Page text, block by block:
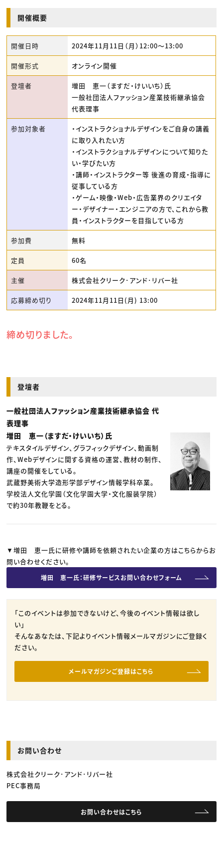
開催概要
開催日時 2024年11月11日（月）12:00〜13:00
開催形式 オンライン開催
登壇者
増田 恵一（ますだ・けいいち）氏
一般社団法人ファッション産業技術継承協会
代表理事
参加対象者
・インストラクショナルデザインをご自身の講義
に取り入れたい方
・インストラクショナルデザインについて知りた
い・学びたい方
・講師・インストラクター等 後進の育成・指導に
従事している方
・ゲーム・映像・Web・広告業界のクリエイタ
ー・デザイナー・エンジニアの方で、これから教
員・インストラクターを目指している方
参加費 無料
定員 60名
主催 株式会社クリーク･アンド･リバー社
応募締め切り 2024年11月11日(月) 13:00
締め切りました。
登壇者
一般社団法人ファッション産業技術継承協会 代
表理事
増田 恵一（ますだ・けいいち）氏
テキスタイルデザイン、グラフィックデザイン、動画制
作、Webデザインに関する資格の運営、教材の制作、
講座の開催をしている。
武蔵野美術大学造形学部デザイン情報学科卒業。
学校法人文化学園（文化学園大学・文化服装学院）
で約30年教鞭をとる。
▼増田 恵一氏に研修や講師を依頼されたい企業の方はこちらからお
問い合わせください。
増田 恵一氏：研修サービスお問い合わせフォーム
「このイベントは参加できないけど、今後のイベント情報は欲し
い」
そんなあなたは、下記よりイベント情報メールマガジンにご登録く
ださい。
メールマガジンご登録はこちら
お問い合わせ
株式会社クリーク･アンド･リバー社
PEC事務局
お問い合わせはこちら